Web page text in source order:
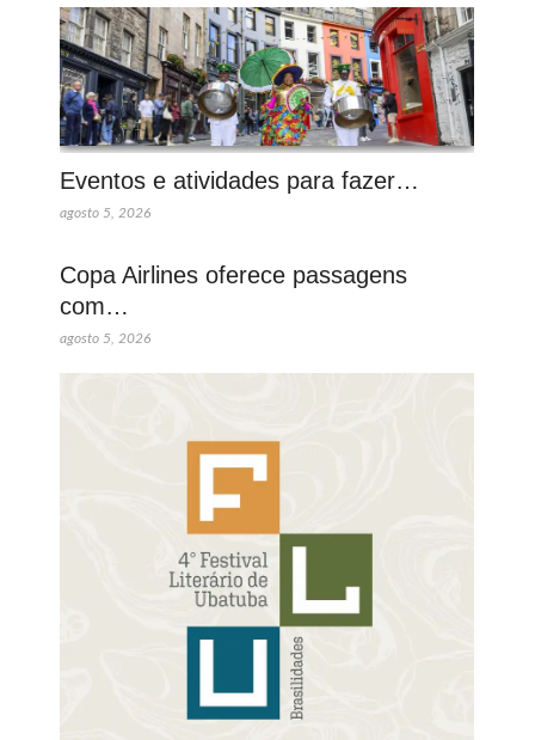
Eventos e atividades para fazer…
agosto 5, 2026
Copa Airlines oferece passagens
com…
agosto 5, 2026